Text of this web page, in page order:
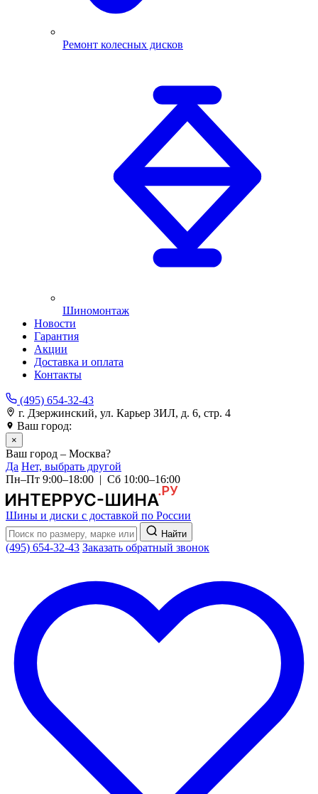
Ремонт колесных дисков
Шиномонтаж
Новости
Гарантия
Акции
Доставка и оплата
Контакты
(495) 654-32-43
г. Дзержинский, ул. Карьер ЗИЛ, д. 6, стр. 4
Ваш город:
×
Ваш город – Москва?
Да Нет, выбрать другой
Пн–Пт 9:00–18:00 | Сб 10:00–16:00
Шины и диски с доставкой по России
Найти
(495) 654-32-43 Заказать обратный звонок